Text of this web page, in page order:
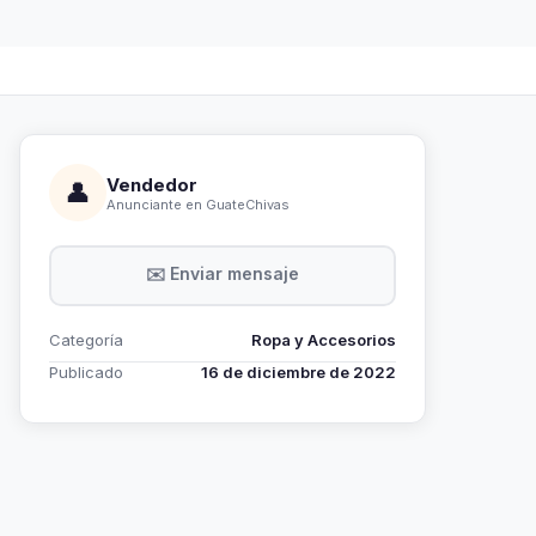
👤 Vendedor
Anunciante en GuateChivas
✉️ Enviar mensaje
Categoría
Ropa y Accesorios
Publicado
16 de diciembre de 2022